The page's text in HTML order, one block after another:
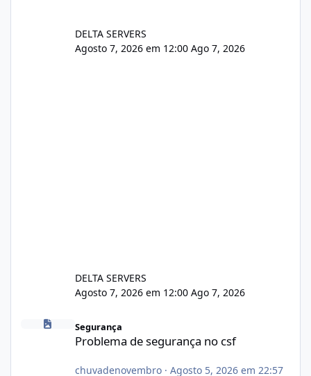
DELTA SERVERS
Agosto 7, 2026 em 12:00 Ago 7, 2026
DELTA SERVERS
Agosto 7, 2026 em 12:00 Ago 7, 2026
Problema de segurança no csf
Segurança
Problema de segurança no csf
chuvadenovembro· Agosto 5, 2026 em 22:57